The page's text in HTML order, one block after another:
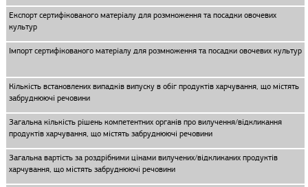
Експорт сертифікованого матеріалу для розмноження та посадки овочевих
культур
Імпорт сертифікованого матеріалу для розмноження та посадки овочевих культур
Кількість встановлених випадків випуску в обіг продуктів харчування, що містять
забруднюючі речовини
Загальна кількість рішень компетентних органів про вилучення/відкликання
продуктів харчування, що містять забруднюючі речовини
Загальна вартість за роздрібними цінами вилучених/відкликаних продуктів
харчування, що містять забруднюючі речовини